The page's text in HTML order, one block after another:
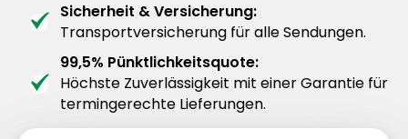
Sicherheit & Versicherung:
Transportversicherung für alle Sendungen.
99,5% Pünktlichkeitsquote:
Höchste Zuverlässigkeit mit einer Garantie für
termingerechte Lieferungen.